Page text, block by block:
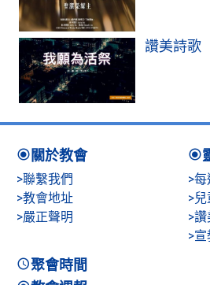
讚美詩歌
關於教會
>聯繫我們
>教會地址
>嚴正聲明
>
>
>
>
聚會時間